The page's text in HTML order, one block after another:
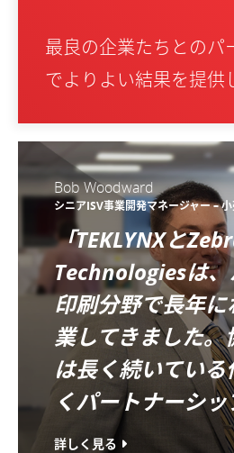
最良の企業たちとのパ
でよりよい結果を提供
Bob Woodward
シニアISV事業開発マネージャー –
「TEKLYNXと
Technologiesは
印刷分野で長年に
業してきました。
は長く続いてい
くパートナーシッ
詳しく見る